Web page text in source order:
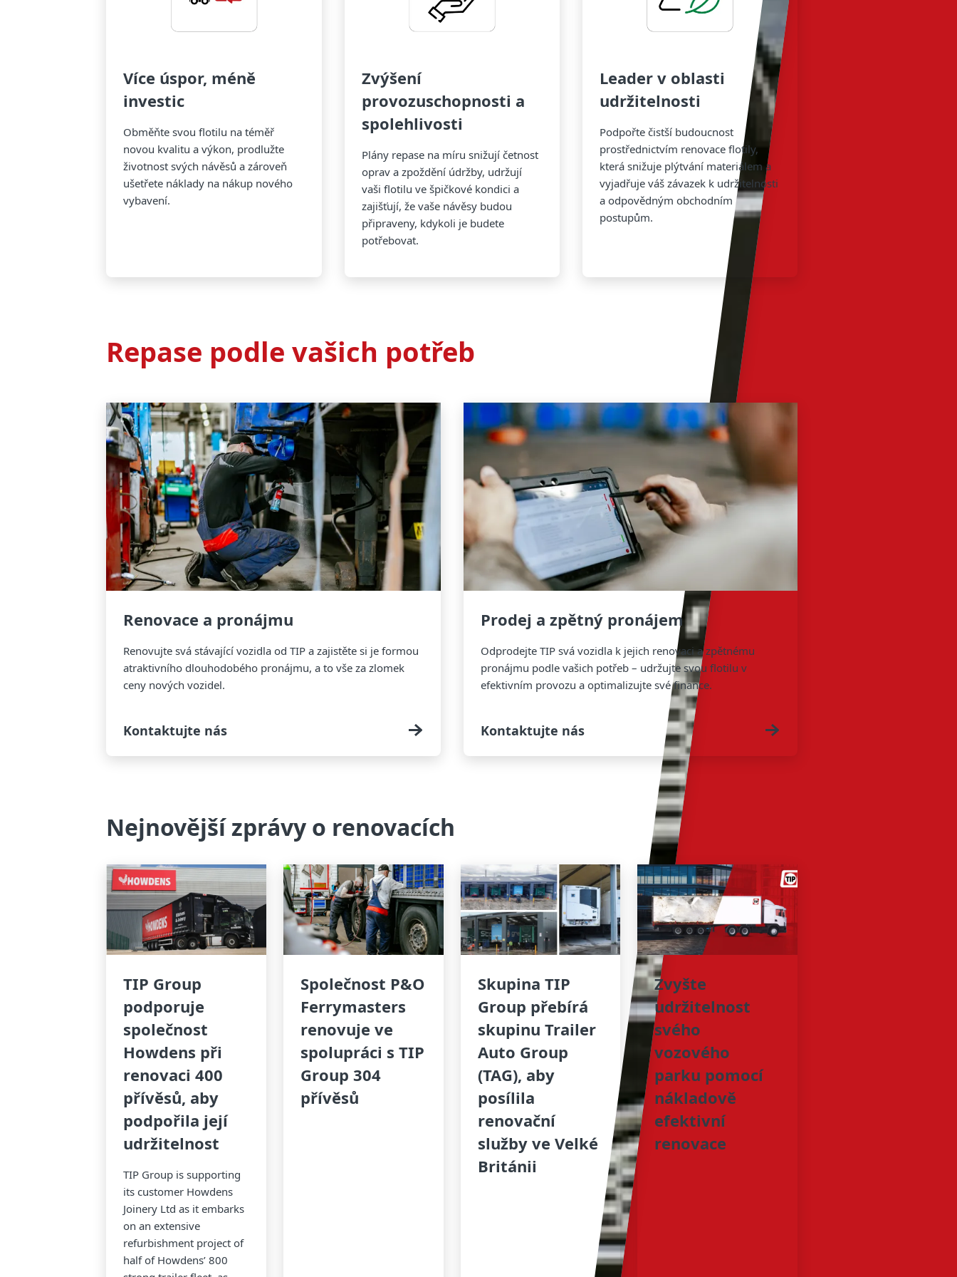
Více úspor, méně
investic
Obměňte svou flotilu na téměř
novou kvalitu a výkon, prodlužte
životnost svých návěsů a zároveň
ušetřete náklady na nákup nového
vybavení.
Zvýšení
provozuschopnosti a
spolehlivosti
Plány repase na míru snižují četnost
oprav a zpoždění údržby, udržují
vaši flotilu ve špičkové kondici a
zajišťují, že vaše návěsy budou
připraveny, kdykoli je budete
potřebovat.
Leader v oblasti
udržitelnosti
Podpořte čistší budoucnost
prostřednictvím renovace flotily,
která snižuje plýtvání materiálem a
vyjadřuje váš závazek k udržitelnosti
a odpovědným obchodním
postupům.
Repase podle vašich potřeb
Renovace a pronájmu
Renovujte svá stávající vozidla od TIP a zajistěte si je formou
atraktivního dlouhodobého pronájmu, a to vše za zlomek
ceny nových vozidel.
Kontaktujte nás
Prodej a zpětný pronájem
Odprodejte TIP svá vozidla k jejich renovaci a zpětnému
pronájmu podle vašich potřeb – udržujte svou flotilu v
efektivním provozu a optimalizujte své finance.
Kontaktujte nás
Nejnovější zprávy o renovacích
TIP Group
podporuje
společnost
Howdens při
renovaci 400
přívěsů, aby
podpořila její
udržitelnost
TIP Group is supporting
its customer Howdens
Joinery Ltd as it embarks
on an extensive
refurbishment project of
half of Howdens’ 800
Společnost P&O
Ferrymasters
renovuje ve
spolupráci s TIP
Group 304
přívěsů
Skupina TIP
Group přebírá
skupinu Trailer
Auto Group
(TAG), aby
posílila
renovační
služby ve Velké
Británii
Zvyšte
udržitelnost
svého
vozového
parku pomocí
nákladově
efektivní
renovace